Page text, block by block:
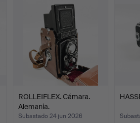
ROLLEIFLEX. Cámara.
Alemania.
Subastado 24 jun 2026